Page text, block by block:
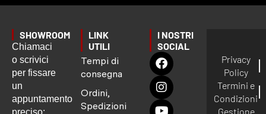
SHOWROOM
Chiamaci
o scrivici
per fissare
un
appuntamento
LINK
UTILI
Tempi di
consegna
Ordini,
Spedizioni
I NOSTRI
SOCIAL
Privacy
Policy
Termini e
Condizioni
Gestione